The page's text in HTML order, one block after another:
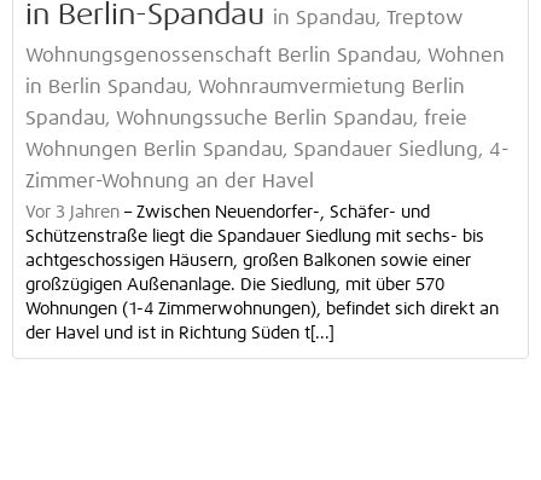
in Berlin-Spandau in Spandau, Treptow
Wohnungsgenossenschaft Berlin Spandau, Wohnen
in Berlin Spandau, Wohnraumvermietung Berlin
Spandau, Wohnungssuche Berlin Spandau, freie
Wohnungen Berlin Spandau, Spandauer Siedlung, 4-
Zimmer-Wohnung an der Havel
Vor 3 Jahren – Zwischen Neuendorfer-, Schäfer- und
Schützenstraße liegt die Spandauer Siedlung mit sechs- bis
achtgeschossigen Häusern, großen Balkonen sowie einer
großzügigen Außenanlage. Die Siedlung, mit über 570
Wohnungen (1-4 Zimmerwohnungen), befindet sich direkt an
der Havel und ist in Richtung Süden t[...]